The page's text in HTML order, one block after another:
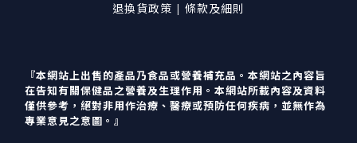
退換貨政策 | 條款及細則
『本網站上出售的產品乃食品或營養補充品。本網站之內容旨
在告知有關保健品之營養及生理作用。本網站所載內容及資料
僅供參考，絕對非用作治療、醫療或預防任何疾病，並無作為
專業意見之意圖。』